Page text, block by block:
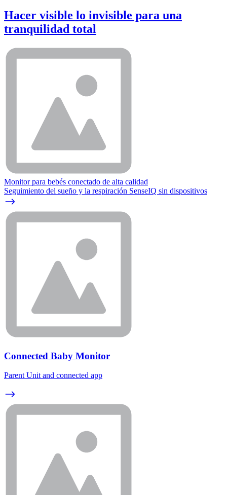
Hacer visible lo invisible para una
tranquilidad total
Monitor para bebés conectado de alta calidad
Seguimiento del sueño y la respiración SenseIQ sin dispositivos
Connected Baby Monitor
Parent Unit and connected app